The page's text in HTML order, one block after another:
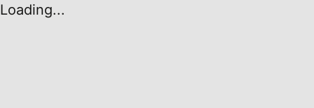
Loading...